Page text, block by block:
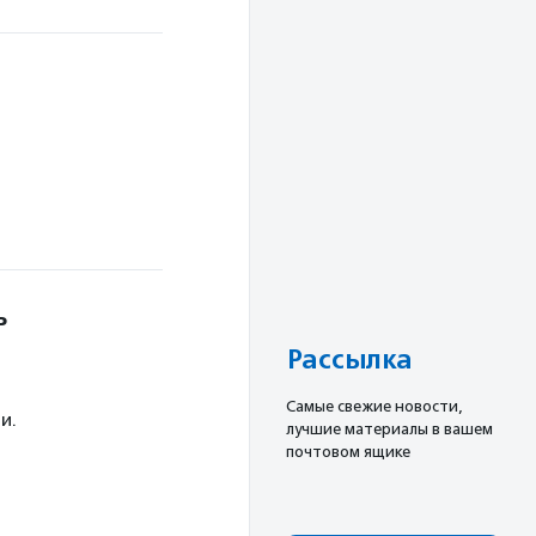
Рассылка
Cамые свежие новости,
лучшие материалы в вашем
почтовом ящике